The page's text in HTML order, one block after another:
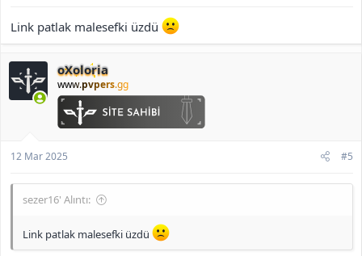
Link patlak malesefki üzdü
oXoloria
www.pvpers.gg
12 Mar 2025 #5
sezer16' Alıntı:
Link patlak malesefki üzdü